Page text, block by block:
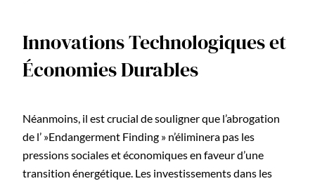
Innovations Technologiques et
Économies Durables
Néanmoins, il est crucial de souligner que l’abrogation
de l’ »Endangerment Finding » n’éliminera pas les
pressions sociales et économiques en faveur d’une
transition énergétique. Les investissements dans les